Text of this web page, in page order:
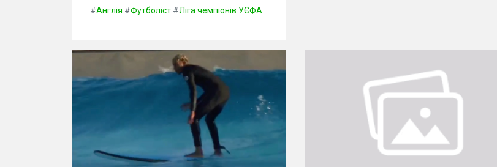
#Англія #Футболіст #Ліга чемпіонів УЄФА